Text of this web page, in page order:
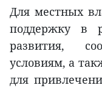
Для местных
поддержку в
развития,
условиям, а
для